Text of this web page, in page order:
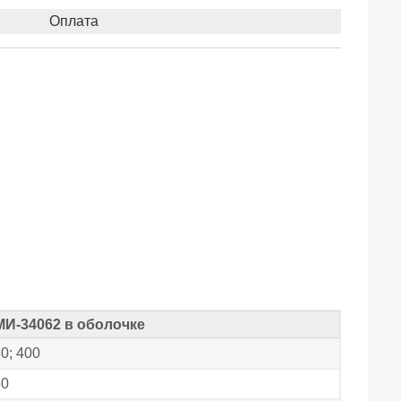
Оплата
34062 в оболочке
400